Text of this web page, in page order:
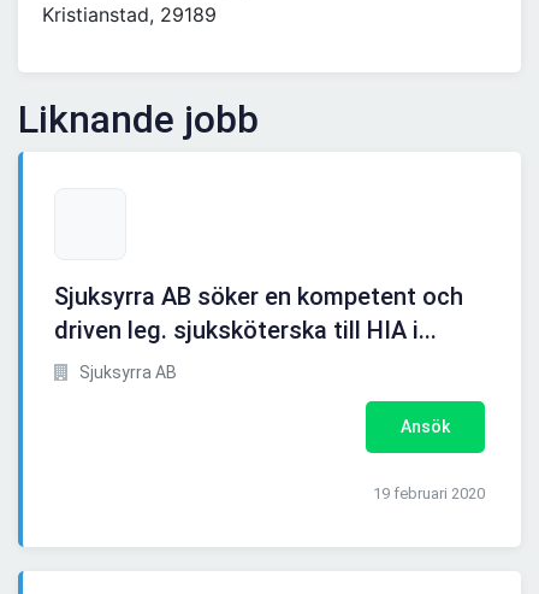
Kristianstad, 29189
Liknande jobb
Sjuksyrra AB söker en kompetent och
driven leg. sjuksköterska till HIA i...
Sjuksyrra AB
Ansök
19 februari 2020